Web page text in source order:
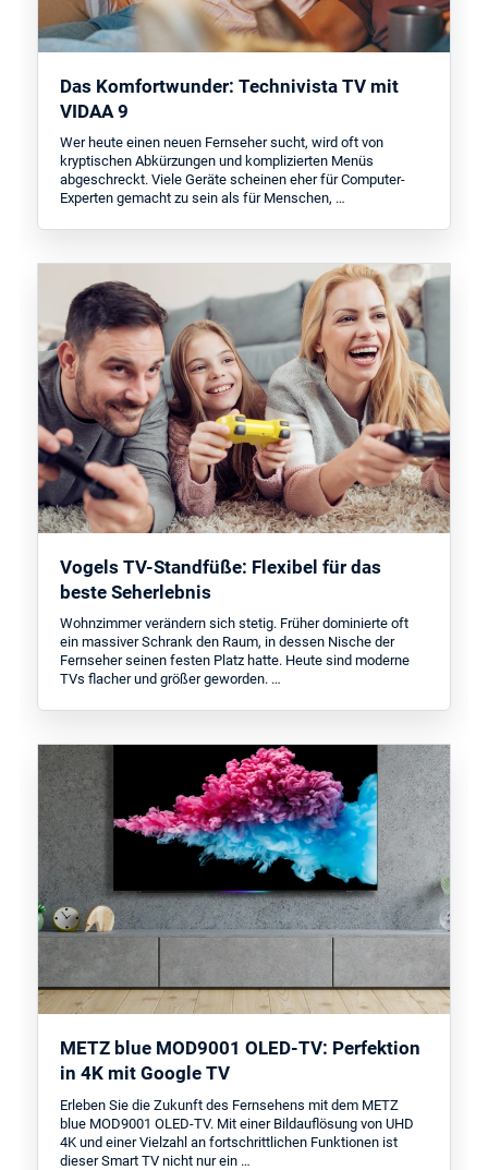
Das Komfortwunder: Technivista TV mit
VIDAA 9
Wer heute einen neuen Fernseher sucht, wird oft von
kryptischen Abkürzungen und komplizierten Menüs
abgeschreckt. Viele Geräte scheinen eher für Computer-
Experten gemacht zu sein als für Menschen, …
Vogels TV-Standfüße: Flexibel für das
beste Seherlebnis
Wohnzimmer verändern sich stetig. Früher dominierte oft
ein massiver Schrank den Raum, in dessen Nische der
Fernseher seinen festen Platz hatte. Heute sind moderne
TVs flacher und größer geworden. …
METZ blue MOD9001 OLED-TV: Perfektion
in 4K mit Google TV
Erleben Sie die Zukunft des Fernsehens mit dem METZ
blue MOD9001 OLED-TV. Mit einer Bildauflösung von UHD
4K und einer Vielzahl an fortschrittlichen Funktionen ist
dieser Smart TV nicht nur ein …